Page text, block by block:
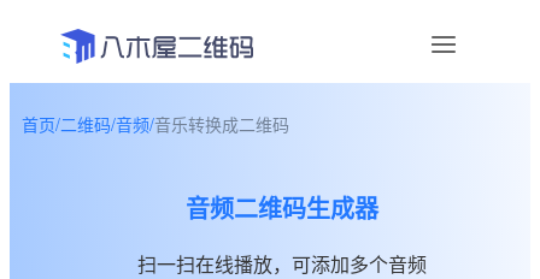
首页/二维码/音频/音乐转换成二维码
音频二维码生成器
扫一扫在线播放，可添加多个音频